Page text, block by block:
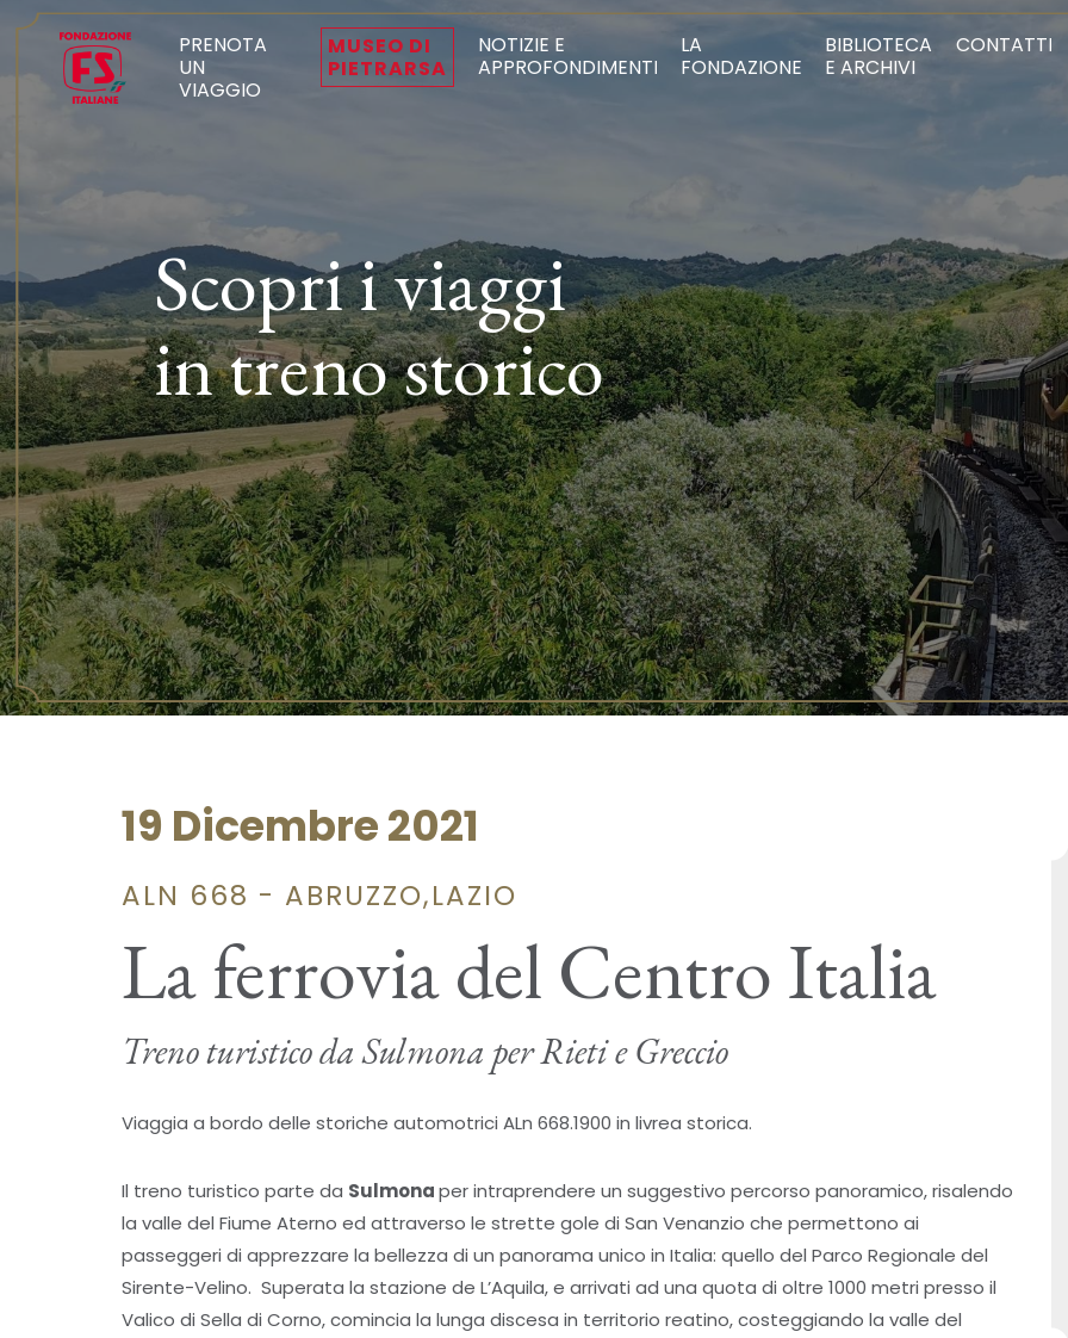
PRENOTA
UN
VIAGGIO
MUSEO DI
PIETRARSA
NOTIZIE E
APPROFONDIMENTI
LA
FONDAZIONE
BIBLIOTECA
E ARCHIVI
CONTATTI
Scopri i viaggi
in treno storico
19 Dicembre 2021
ALN 668 - ABRUZZO,LAZIO
La ferrovia del Centro Italia
Treno turistico da Sulmona per Rieti e Greccio
Viaggia a bordo delle storiche automotrici ALn 668.1900 in livrea storica.
Il treno turistico parte da Sulmonaper intraprendere un suggestivo percorso panoramico, risalendo
la valle del Fiume Aterno ed attraverso le strette gole di San Venanzio che permettono ai
passeggeri di apprezzare la bellezza di un panorama unico in Italia: quello del Parco Regionale del
Sirente-Velino. Superata la stazione de L’Aquila, e arrivati ad una quota di oltre 1000 metri presso il
Valico di Sella di Corno, comincia la lunga discesa in territorio reatino, costeggiando la valle del